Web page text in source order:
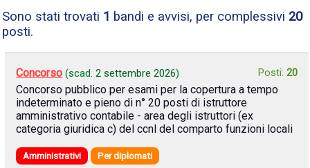
Sono stati trovati 1 bandi e avvisi, per complessivi 20
posti.
Concorso (scad.2 settembre 2026) Posti: 20
Concorso pubblico per esami per la copertura a tempo
indeterminato e pieno di n° 20 posti di istruttore
amministrativo contabile - area degli istruttori (ex
categoria giuridica c) del ccnl del comparto funzioni locali
Amministrativi Per diplomati